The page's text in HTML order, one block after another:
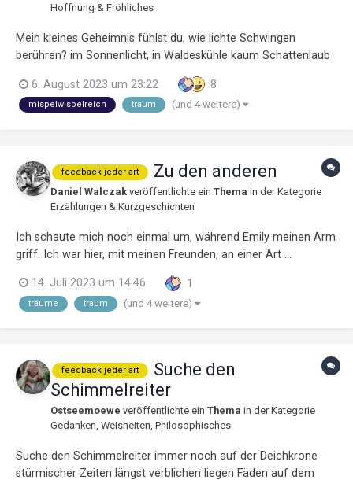
Hoffnung & Fröhliches
Mein kleines Geheimnis fühlst du, wie lichte Schwingen
berühren? im Sonnenlicht, in Waldeskühle kaum Schattenlaub
Feuerknospen, Tautropfenlieder bis sich Augenblicke verlieben
heidnisch kl...
6. August 2023 um 23:22 8
mispelwispelreich traum (und 4 weitere)
feedback jeder art Zu den anderen
Daniel Walczak veröffentlichte ein Thema in der Kategorie
Erzählungen & Kurzgeschichten
Ich schaute mich noch einmal um, während Emily meinen Arm
griff. Ich war hier, mit meinen Freunden, an einer Art …
Landschaft um mich herum verschwommen war – woran
auch immer das liegen mochte – war ich mir nun sicher, an
14. Juli 2023 um 14:46 1
träume traum (und 4 weitere)
feedback jeder art
Suche den
Schimmelreiter
Ostseemoewe veröffentlichte ein Thema in der Kategorie
Gedanken, Weisheiten, Philosophisches
Suche den Schimmelreiter immer noch auf der Deichkrone
stürmischer Zeiten längst verblichen liegen Fäden auf dem